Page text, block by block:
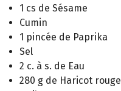
1 cs de Sésame
Cumin
1 pincée de Paprika
Sel
2 c. à s. de Eau
280 g de Haricot rouge